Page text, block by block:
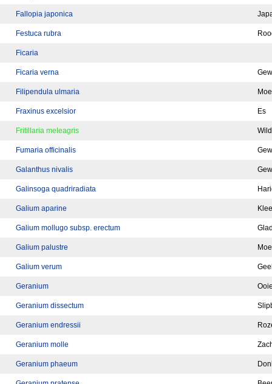
Fallopia japonica
Festuca rubra
Ficaria
Ficaria verna
Filipendula ulmaria
Fraxinus excelsior Es
Fritillaria meleagris
Fumaria officinalis
Galanthus nivalis
Galinsoga quadriradiata
Galium aparine
Galium mollugo subsp. erectum
Galium palustre
Galium verum
Geranium
Geranium dissectum
Geranium endressii
Geranium molle
Geranium phaeum